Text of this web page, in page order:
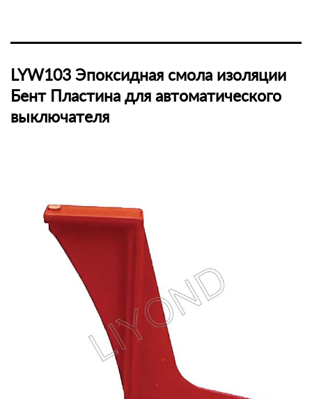
LYW103 Эпоксидная смола изоляции
Бент Пластина для автоматического
выключателя